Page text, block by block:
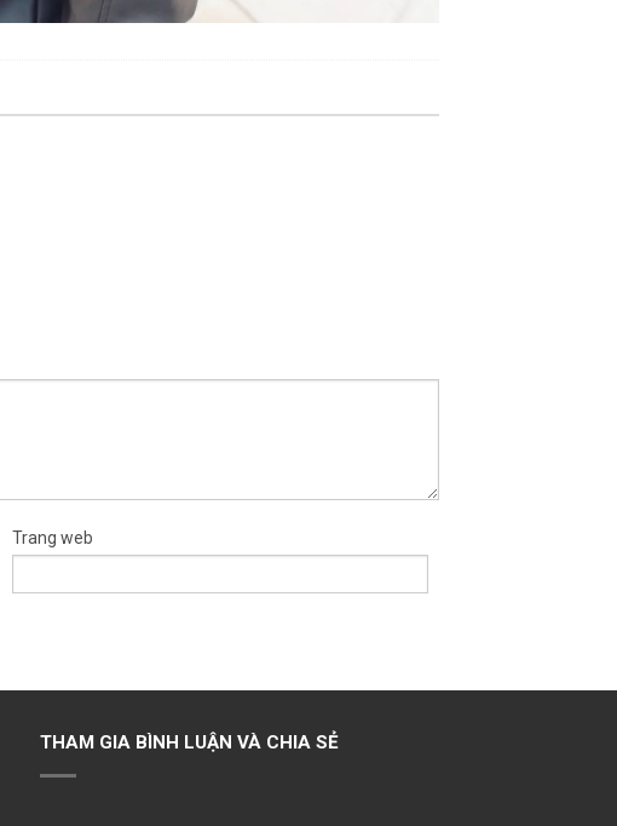
Trang web
THAM GIA BÌNH LUẬN VÀ CHIA SẺ